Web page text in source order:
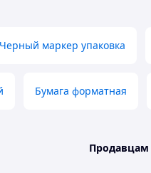
Черный маркер упаковка
Бумага форматная
Продавцам